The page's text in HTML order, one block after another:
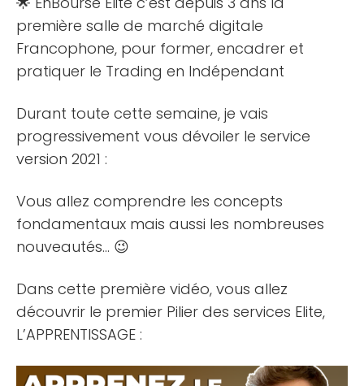
première salle de marché digitale
Francophone, pour former, encadrer et
pratiquer le Trading en Indépendant
Durant toute cette semaine, je vais
progressivement vous dévoiler le service
version 2021 :
Vous allez comprendre les concepts
fondamentaux mais aussi les nombreuses
nouveautés… 😉
Dans cette première vidéo, vous allez
découvrir le premier Pilier des services Elite,
L’APPRENTISSAGE :